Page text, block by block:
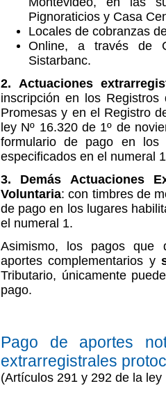
Pignoraticios y Casa
Locales de cobranzas
Online, a través de
Sistarbanc.
2. Actuaciones
inscripción en los
Promesas y en el Registro
ley Nº 16.320 de 1º de
formulario de pago en los
especificados en el numeral
3.
Demás Actuaciones
Voluntaria: con timbres de
de pago en los lugares
el numeral 1.
Asimismo, los pagos que
aportes complementarios y
Tributario, únicamente
pago.
Pago de aportes
extrarregistrales
(Artículos 291 y 292 de la